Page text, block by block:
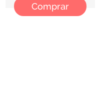
Comprar